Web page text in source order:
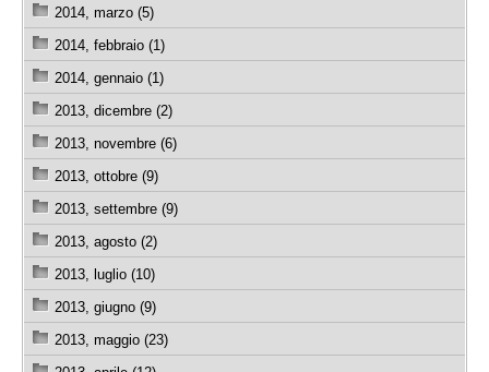
2014, marzo (5)
2014, febbraio (1)
2014, gennaio (1)
2013, dicembre (2)
2013, novembre (6)
2013, ottobre (9)
2013, settembre (9)
2013, agosto (2)
2013, luglio (10)
2013, giugno (9)
2013, maggio (23)